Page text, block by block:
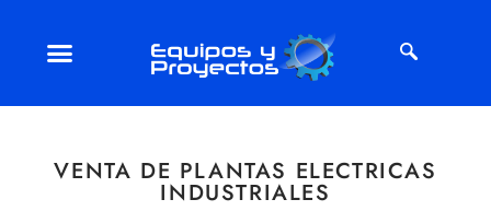
VENTA DE PLANTAS ELECTRICAS
INDUSTRIALES